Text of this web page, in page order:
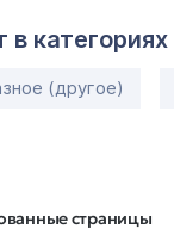
в категориях
(другое)
страницы